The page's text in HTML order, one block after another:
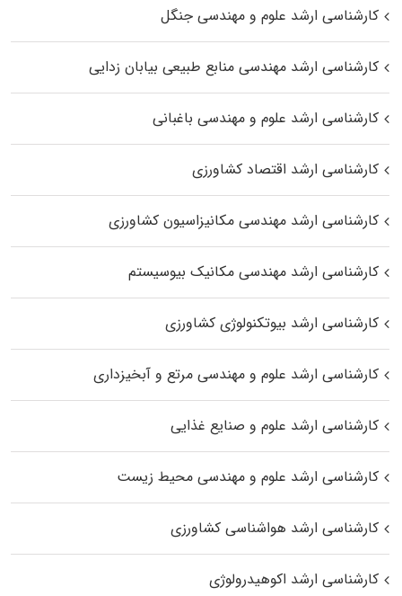
کارشناسی ارشد علوم و مهندسی جنگل
کارشناسی ارشد مهندسی منابع طبیعی بیابان زدایی
کارشناسی ارشد علوم و مهندسی باغبانی
کارشناسی ارشد اقتصاد کشاورزی
کارشناسی ارشد مهندسی مکانیزاسیون کشاورزی
کارشناسی ارشد مهندسی مکانیک بیوسیستم
کارشناسی ارشد بیوتکنولوژی کشاورزی
کارشناسی ارشد علوم و مهندسی مرتع و آبخیزداری
کارشناسی ارشد علوم و صنایع غذایی
کارشناسی ارشد علوم و مهندسی محیط زیست
کارشناسی ارشد هواشناسی کشاورزی
کارشناسی ارشد اکوهیدرولوژی